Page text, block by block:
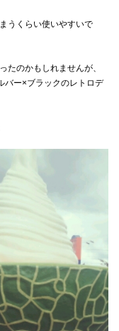
うくらい使いやすいで
たのかもしれませんが、
バー×ブラックのレトロデ